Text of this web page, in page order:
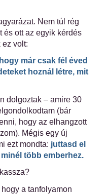
Nem túl rég
és ott az egyik kérdés
ez volt:
már csak fél éved
hoznál létre, mit
dolgoztak – amire 30
(bár
hogy az elhangzott
Mégis egy új
ezt mondta: juttasd el
több emberhez.
a tanfolyamon